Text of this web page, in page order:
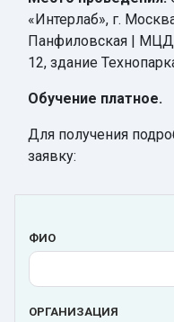
«Интерлаб», г.
Панфиловская | МЦД
12, здание
Обучение платное.
Для получения
заявку:
ФИО
ОРГАНИЗАЦИЯ